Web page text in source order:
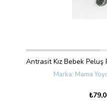
Mama